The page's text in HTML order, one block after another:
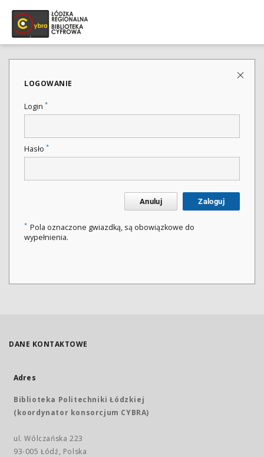
LOGOWANIE
Login *
Hasło *
Anuluj Zaloguj
* Pola oznaczone gwiazdką, są obowiązkowe do
wypełnienia.
DANE KONTAKTOWE
Adres
Biblioteka Politechniki Łódzkiej
(koordynator konsorcjum CYBRA)
ul. Wólczańska 223
93-005 Łódź, Polska